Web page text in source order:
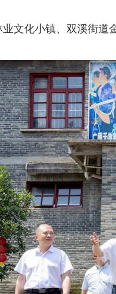
化小镇、双溪街道